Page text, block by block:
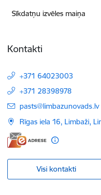
Sīkdatņu izvēles maiņa
Kontakti
+371 64023003
+371 28398978
E-pasts:
pasts@limbazunovads.lv
Rīgas iela 16, Limbaži,
Visi kontakti